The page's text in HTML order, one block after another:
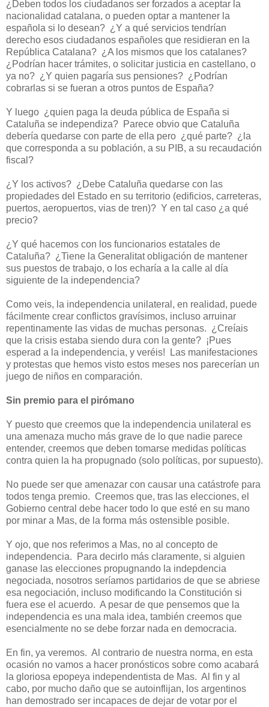
¿Deben todos los ciudadanos ser forzados a aceptar la
nacionalidad catalana, o pueden optar a mantener la
española si lo desean? ¿Y a qué servicios tendrían
derecho esos ciudadanos españoles que residieran en la
República Catalana? ¿A los mismos que los catalanes?
¿Podrían hacer trámites, o solicitar justicia en castellano, o
ya no? ¿Y quien pagaría sus pensiones? ¿Podrían
cobrarlas si se fueran a otros puntos de España?
Y luego ¿quien paga la deuda pública de España si
Cataluña se independiza? Parece obvio que Cataluña
debería quedarse con parte de ella pero ¿qué parte? ¿la
que corresponda a su población, a su PIB, a su recaudación
fiscal?
¿Y los activos? ¿Debe Cataluña quedarse con las
propiedades del Estado en su territorio (edificios, carreteras,
puertos, aeropuertos, vias de tren)? Y en tal caso ¿a qué
precio?
¿Y qué hacemos con los funcionarios estatales de
Cataluña? ¿Tiene la Generalitat obligación de mantener
sus puestos de trabajo, o los echaría a la calle al día
siguiente de la independencia?
Como veis, la independencia unilateral, en realidad, puede
fácilmente crear conflictos gravísimos, incluso arruinar
repentinamente las vidas de muchas personas. ¿Creíais
que la crisis estaba siendo dura con la gente? ¡Pues
esperad a la independencia, y veréis!
Las manifestaciones
y protestas que hemos visto estos meses nos parecerían un
juego de niños en comparación.
Sin premio para el pirómano
Y puesto que creemos que la independencia unilateral es
una amenaza mucho más grave de lo que nadie parece
entender, creemos que deben tomarse medidas políticas
contra quien la ha propugnado (solo políticas, por supuesto).
No puede ser que amenazar con causar una catástrofe para
todos tenga premio. Creemos que, tras las elecciones, el
Gobierno central debe hacer todo lo que esté en su mano
por minar a Mas, de la forma más ostensible posible.
Y ojo, que nos referimos a Mas, no al concepto de
independencia.
Para decirlo más claramente, si alguien
ganase las elecciones propugnando la indepdencia
negociada, nosotros seríamos partidarios de que se abriese
esa negociación, incluso modificando la Constitución si
fuera ese el acuerdo. A pesar de que pensemos que la
independencia es una mala idea, también creemos que
esencialmente no se debe forzar nada en democracia.
En fin, ya veremos. Al contrario de nuestra norma, en esta
ocasión no vamos a hacer pronósticos sobre como acabará
la gloriosa epopeya independentista de Mas. Al fin y al
cabo, por mucho daño que se autoinflijan, los argentinos
han demostrado ser incapaces de dejar de votar por el